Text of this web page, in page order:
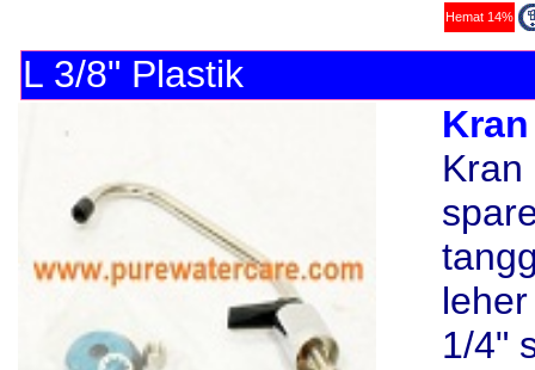
Hemat 14%
L 3/8" Plastik
Kran
1/4"